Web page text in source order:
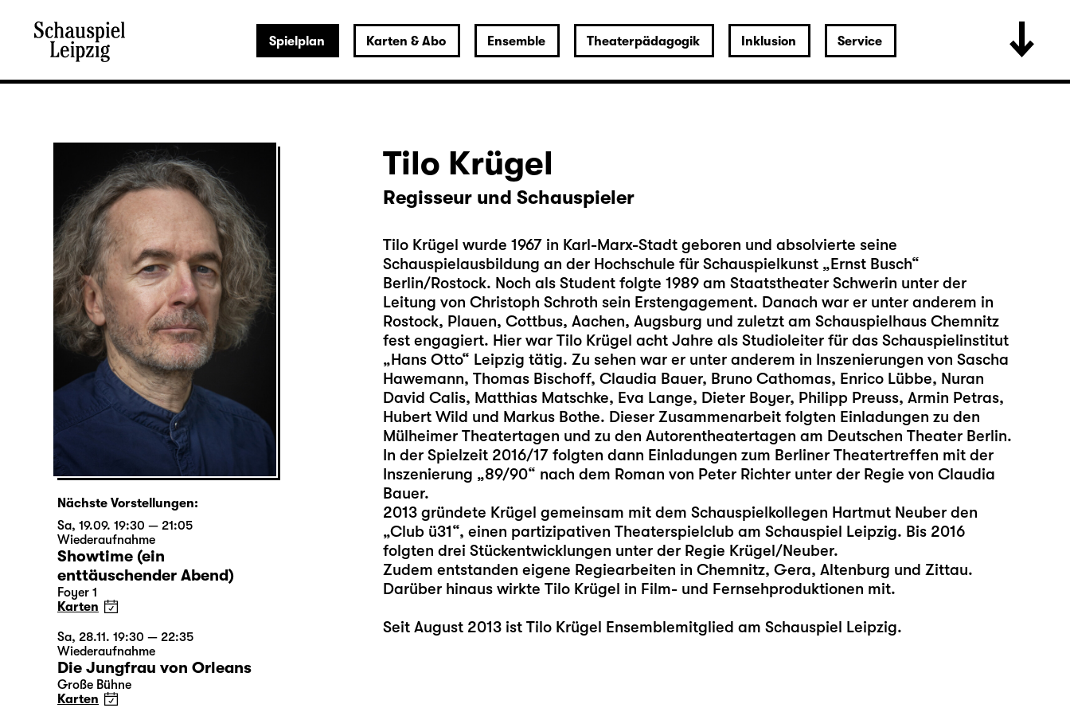
Spielplan Karten & Abo Ensemble Theaterpädagogik Inklusion Service
Tilo Krügel
Regisseur und Schauspieler
Tilo Krügel wurde 1967 in Karl-Marx-Stadt geboren und absolvierte seine
Schauspielausbildung an der Hochschule für Schauspielkunst „Ernst Busch“
Berlin/Rostock. Noch als Student folgte 1989 am Staatstheater Schwerin unter der
Leitung von Christoph Schroth sein Erstengagement. Danach war er unter anderem in
Rostock, Plauen, Cottbus, Aachen, Augsburg und zuletzt am Schauspielhaus Chemnitz
fest engagiert. Hier war Tilo Krügel acht Jahre als Studioleiter für das Schauspielinstitut
„Hans Otto“ Leipzig tätig. Zu sehen war er unter anderem in Inszenierungen von Sascha
Hawemann, Thomas Bischoff, Claudia Bauer, Bruno Cathomas, Enrico Lübbe, Nuran
David Calis, Matthias Matschke, Eva Lange, Dieter Boyer, Philipp Preuss, Armin Petras,
Hubert Wild und Markus Bothe. Dieser Zusammenarbeit folgten Einladungen zu den
Mülheimer Theatertagen und zu den Autorentheatertagen am Deutschen Theater Berlin.
In der Spielzeit 2016/17 folgten dann Einladungen zum Berliner Theatertreffen mit der
Inszenierung „89/90“ nach dem Roman von Peter Richter unter der Regie von Claudia
Bauer.
2013 gründete Krügel gemeinsam mit dem Schauspielkollegen Hartmut Neuber den
„Club ü31“, einen partizipativen Theaterspielclub am Schauspiel Leipzig. Bis 2016
folgten drei Stückentwicklungen unter der Regie Krügel/Neuber.
Zudem entstanden eigene Regiearbeiten in Chemnitz, Gera, Altenburg und Zittau.
Darüber hinaus wirkte Tilo Krügel in Film- und Fernsehproduktionen mit.
Seit August 2013 ist Tilo Krügel Ensemblemitglied am Schauspiel Leipzig.
Nächste Vorstellungen:
Sa, 19.09. 19:30 — 21:05
Wiederaufnahme
Showtime (ein
enttäuschender Abend)
Foyer 1
Karten
Sa, 28.11. 19:30 — 22:35
Wiederaufnahme
Die Jungfrau von Orleans
Große Bühne
Karten